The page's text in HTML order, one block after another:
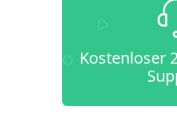
Kostenloser